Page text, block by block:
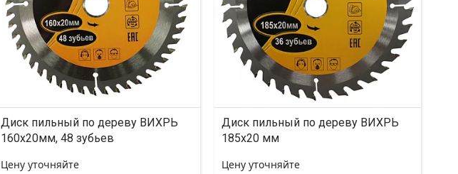
Диск пильный по дереву ВИХРЬ
160х20мм, 48 зубьев
Цену уточняйте
Диск пильный по дереву ВИХРЬ
185х20 мм
Цену уточняйте